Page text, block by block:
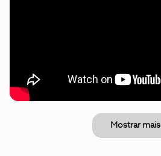
Mostrar mais